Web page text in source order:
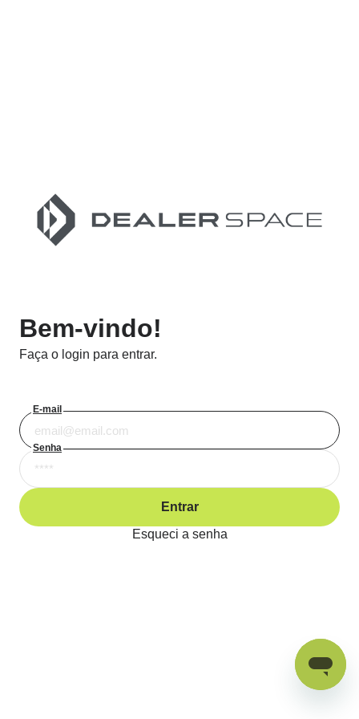
Bem-vindo!
Faça o login para entrar.
E-mail
Senha
Entrar
Esqueci a senha